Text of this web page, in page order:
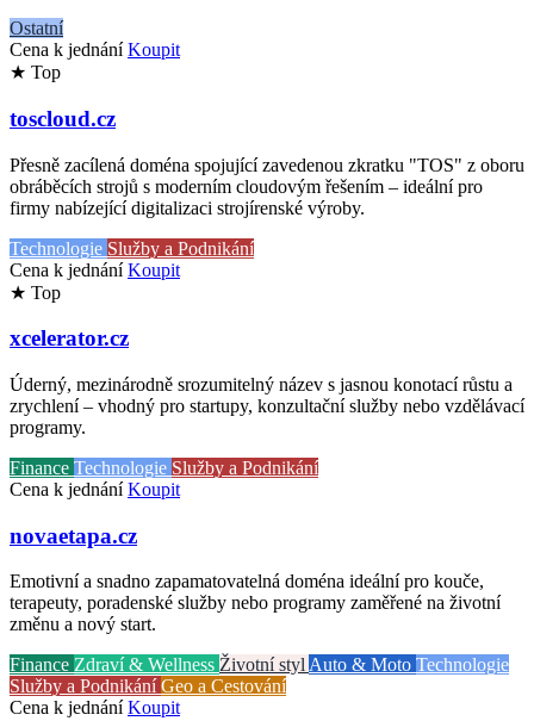
Ostatní
Cena k jednání Koupit
★ Top
toscloud.cz
Přesně zacílená doména spojující zavedenou zkratku "TOS" z oboru
obráběcích strojů s moderním cloudovým řešením – ideální pro
firmy nabízející digitalizaci strojírenské výroby.
Technologie Služby a Podnikání
Cena k jednání Koupit
★ Top
xcelerator.cz
Úderný, mezinárodně srozumitelný název s jasnou konotací růstu a
zrychlení – vhodný pro startupy, konzultační služby nebo vzdělávací
programy.
Finance Technologie Služby a Podnikání
Cena k jednání Koupit
novaetapa.cz
Emotivní a snadno zapamatovatelná doména ideální pro kouče,
terapeuty, poradenské služby nebo programy zaměřené na životní
změnu a nový start.
Finance Zdraví & Wellness Životní stylAuto & Moto Technologie
Služby a Podnikání Geo a Cestování
Cena k jednání Koupit